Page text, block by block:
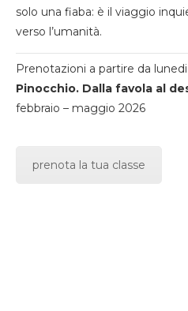
solo una fiaba: è il viaggio
verso l’umanità.
Prenotazioni a partire da
Pinocchio. Dalla favola al
febbraio – maggio 2026
prenota la tua classe